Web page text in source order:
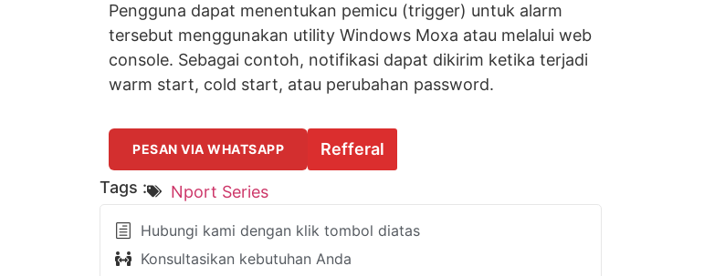
Pengguna dapat menentukan pemicu (trigger) untuk alarm
tersebut menggunakan utility Windows Moxa atau melalui web
console. Sebagai contoh, notifikasi dapat dikirim ketika terjadi
warm start, cold start, atau perubahan password.
PESAN VIA WHATSAPP
Refferal
Tags :
Nport Series
Hubungi kami dengan klik tombol diatas
Konsultasikan kebutuhan Anda